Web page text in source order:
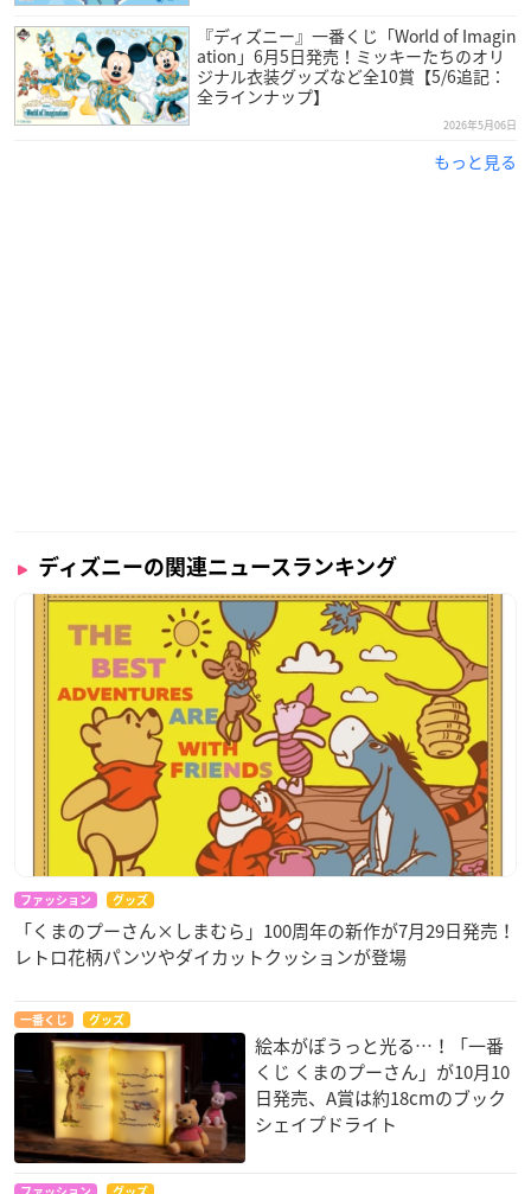
『ディズニー』一番くじ「World of Imagin
ation」6月5日発売！ミッキーたちのオリ
ジナル衣装グッズなど全10賞【5/6追記：
全ラインナップ】
2026年5月06日
もっと見る
ディズニーの関連ニュースランキング
ファッション グッズ
「くまのプーさん×しまむら」100周年の新作が7月29日発売！
レトロ花柄パンツやダイカットクッションが登場
一番くじ グッズ
絵本がぽうっと光る…！「一番
くじ くまのプーさん」が10月10
日発売、A賞は約18cmのブック
シェイプドライト